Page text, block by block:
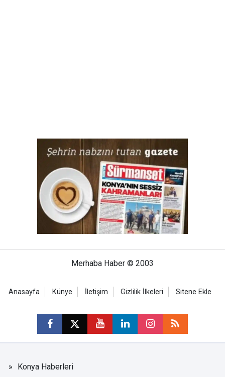
Merhaba Haber © 2003
Anasayfa Künye İletişim Gizlilik İlkeleri Sitene Ekle
Konya Haberleri